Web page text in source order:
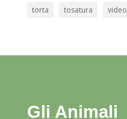
torta
tosatura video
Gli Animali